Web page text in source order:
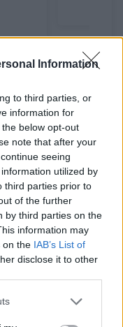
Information
to third parties, or
information for
below opt-out
note that after your
seeing
utilized by
third parties prior to
of the further
by third parties on the
information may
on the IAB’s List of
disclose it to other
ir
uosto
skvero
kvadratinių
apšvietimas ir